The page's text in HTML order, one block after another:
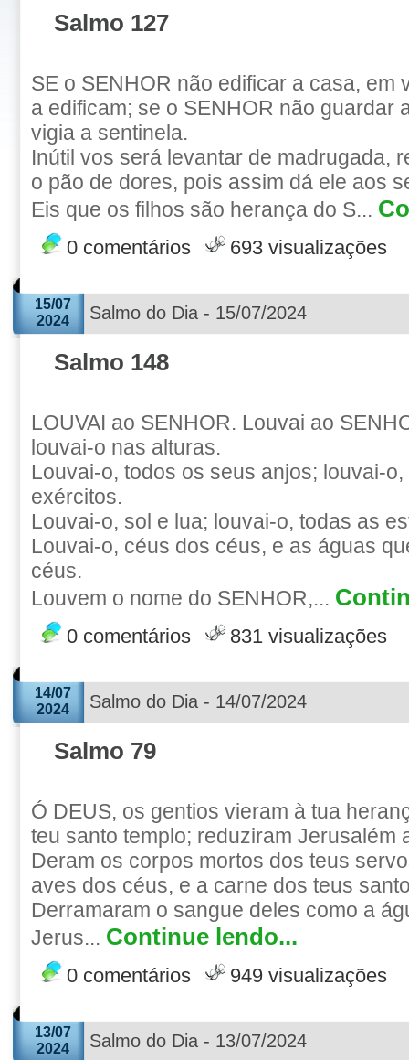
Salmo 127
SE o SENHOR não edificar a casa, em
a edificam; se o SENHOR não guardar
vigia a sentinela.
Inútil vos será levantar de madrugada,
o pão de dores, pois assim dá ele aos
Eis que os filhos são herança do S...
0 comentários 693 visualizações
15/07
2024
Salmo do Dia - 15/07/2024
Salmo 148
LOUVAI ao SENHOR. Louvai ao
louvai-o nas alturas.
Louvai-o, todos os seus anjos; louvai-
exércitos.
Louvai-o, sol e lua; louvai-o, todas as
Louvai-o, céus dos céus, e as águas
céus.
Louvem o nome do SENHOR,...
0 comentários 831 visualizações
14/07
2024
Salmo do Dia - 14/07/2024
Salmo 79
Ó DEUS, os gentios vieram à tua
teu santo templo; reduziram Jerusalém
Deram os corpos mortos dos teus
aves dos céus, e a carne dos teus
Derramaram o sangue deles como a
Jerus... Continue lendo...
0 comentários 949 visualizações
13/07
2024
Salmo do Dia - 13/07/2024